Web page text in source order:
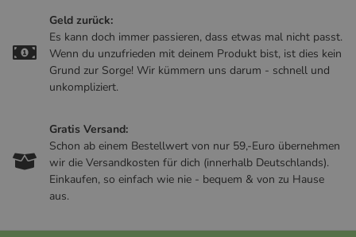
Geld zurück:
Es kann doch immer passieren, dass etwas mal nicht passt.
Wenn du unzufrieden mit deinem Produkt bist, ist dies kein
Grund zur Sorge! Wir kümmern uns darum - schnell und
unkompliziert.
Gratis Versand:
Schon ab einem Bestellwert von nur 59,-Euro übernehmen
wir die Versandkosten für dich (innerhalb Deutschlands).
Einkaufen, so einfach wie nie - bequem & von zu Hause
aus.